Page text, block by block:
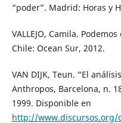
“poder”. Madrid: Horas y
VALLEJO, Camila.
Chile: Ocean Sur, 2012.
VAN DIJK, Teun. “El
Anthropos, Barcelona, n.
1999. Disponible en
http://www.discursos.org/